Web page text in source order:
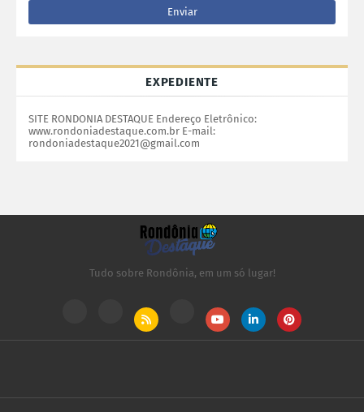
EXPEDIENTE
SITE RONDONIA DESTAQUE Endereço Eletrônico:
www.rondoniadestaque.com.br E-mail:
rondoniadestaque2021@gmail.com
Tudo sobre Rondônia, em um só lugar!